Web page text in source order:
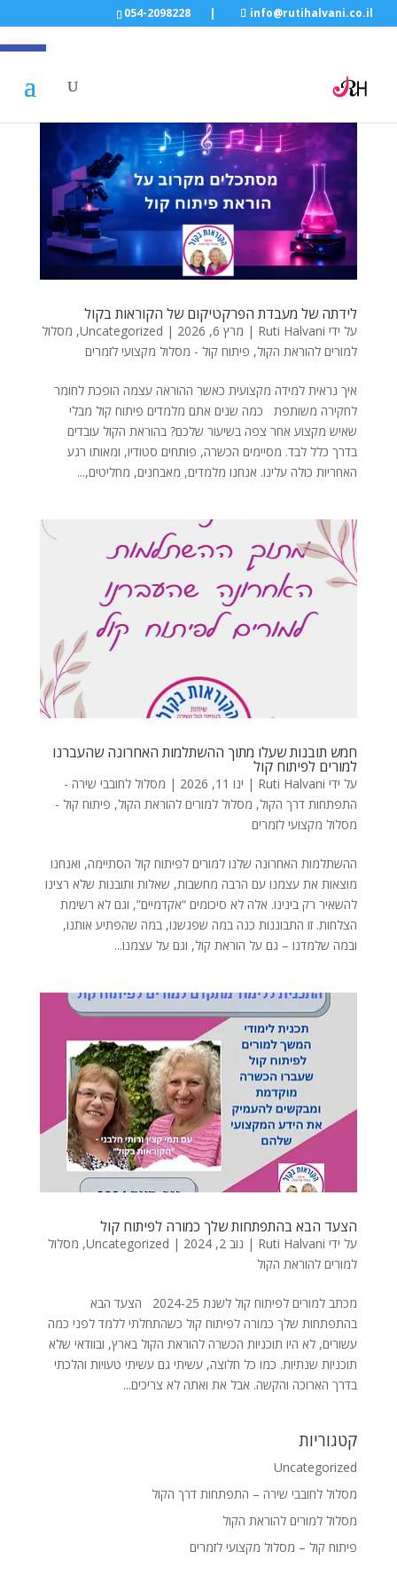
054-2098228 | info@rutihalvani.co.il
לידתה של מעבדת הפרקטיקום של הקוראות בקול
על ידי Ruti Halvani
| מרץ 6, 2026 |
Uncategorized
, מסלול
למורים להוראת הקול, פיתוח קול - מסלול מקצועי לזמרים
איך נראית למידה מקצועית כאשר ההוראה עצמה הופכת לחומר
לחקירה משותפת כמה שנים אתם מלמדים פיתוח קול מבלי
שאיש מקצוע אחר צפה בשיעור שלכם? בהוראת הקול עובדים
בדרך כלל לבד. מסיימים הכשרה, פותחים סטודיו, ומאותו רגע
האחריות כולה עלינו. אנחנו מלמדים, מאבחנים, מחליטים,...
חמש תובנות שעלו מתוך ההשתלמות האחרונה שהעברנו
למורים לפיתוח קול
על ידי Ruti Halvani
| ינו 11, 2026 | מסלול לחובבי שירה -
התפתחות דרך הקול, מסלול למורים להוראת הקול, פיתוח קול -
מסלול מקצועי לזמרים
ההשתלמות האחרונה שלנו למורים לפיתוח קול הסתיימה, ואנחנו
מוצאות את עצמנו עם הרבה מחשבות, שאלות ותובנות שלא רצינו
להשאיר רק בינינו. אלה לא סיכומים “אקדמיים”, וגם לא רשימת
הצלחות. זו התבוננות כנה במה שפגשנו, במה שהפתיע אותנו,
ובמה שלמדנו – גם על הוראת קול, וגם על עצמנו...
הצעד הבא בהתפתחות שלך כמורה לפיתוח קול
על ידי Ruti Halvani
| נוב 2, 2024 |
Uncategorized
, מסלול
למורים להוראת הקול
מכתב למורים לפיתוח קול לשנת 2024-25 הצעד הבא
בהתפתחות שלך כמורה לפיתוח קול כשהתחלתי ללמד לפני כמה
עשורים, לא היו תוכניות הכשרה להוראת הקול בארץ, ובוודאי שלא
תוכניות שנתיות. כמו כל חלוצה, עשיתי גם עשיתי טעויות והלכתי
בדרך הארוכה והקשה. אבל את ואתה לא צריכים...
קטגוריות
Uncategorized
מסלול לחובבי שירה – התפתחות דרך הקול
מסלול למורים להוראת הקול
פיתוח קול – מסלול מקצועי לזמרים
פתח